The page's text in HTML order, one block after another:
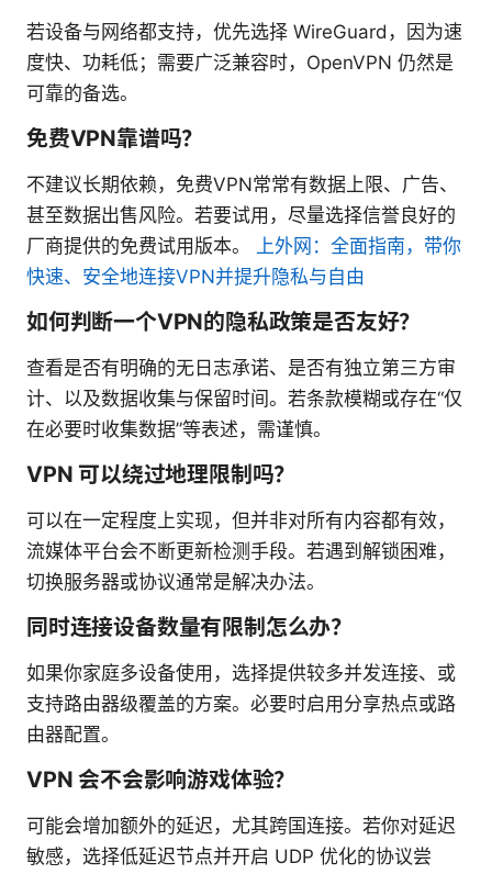
若设备与网络都支持，优先选择 WireGuard，因为速
度快、功耗低；需要广泛兼容时，OpenVPN 仍然是
可靠的备选。
免费VPN靠谱吗？
不建议长期依赖，免费VPN常常有数据上限、广告、
甚至数据出售风险。若要试用，尽量选择信誉良好的
厂商提供的免费试用版本。
上外网：全面指南，带你
快速、安全地连接VPN并提升隐私与自由
如何判断一个VPN的隐私政策是否友好？
查看是否有明确的无日志承诺、是否有独立第三方审
计、以及数据收集与保留时间。若条款模糊或存在“仅
在必要时收集数据”等表述，需谨慎。
VPN 可以绕过地理限制吗？
可以在一定程度上实现，但并非对所有内容都有效，
流媒体平台会不断更新检测手段。若遇到解锁困难，
切换服务器或协议通常是解决办法。
同时连接设备数量有限制怎么办？
如果你家庭多设备使用，选择提供较多并发连接、或
支持路由器级覆盖的方案。必要时启用分享热点或路
由器配置。
VPN 会不会影响游戏体验？
可能会增加额外的延迟，尤其跨国连接。若你对延迟
敏感，选择低延迟节点并开启 UDP 优化的协议尝